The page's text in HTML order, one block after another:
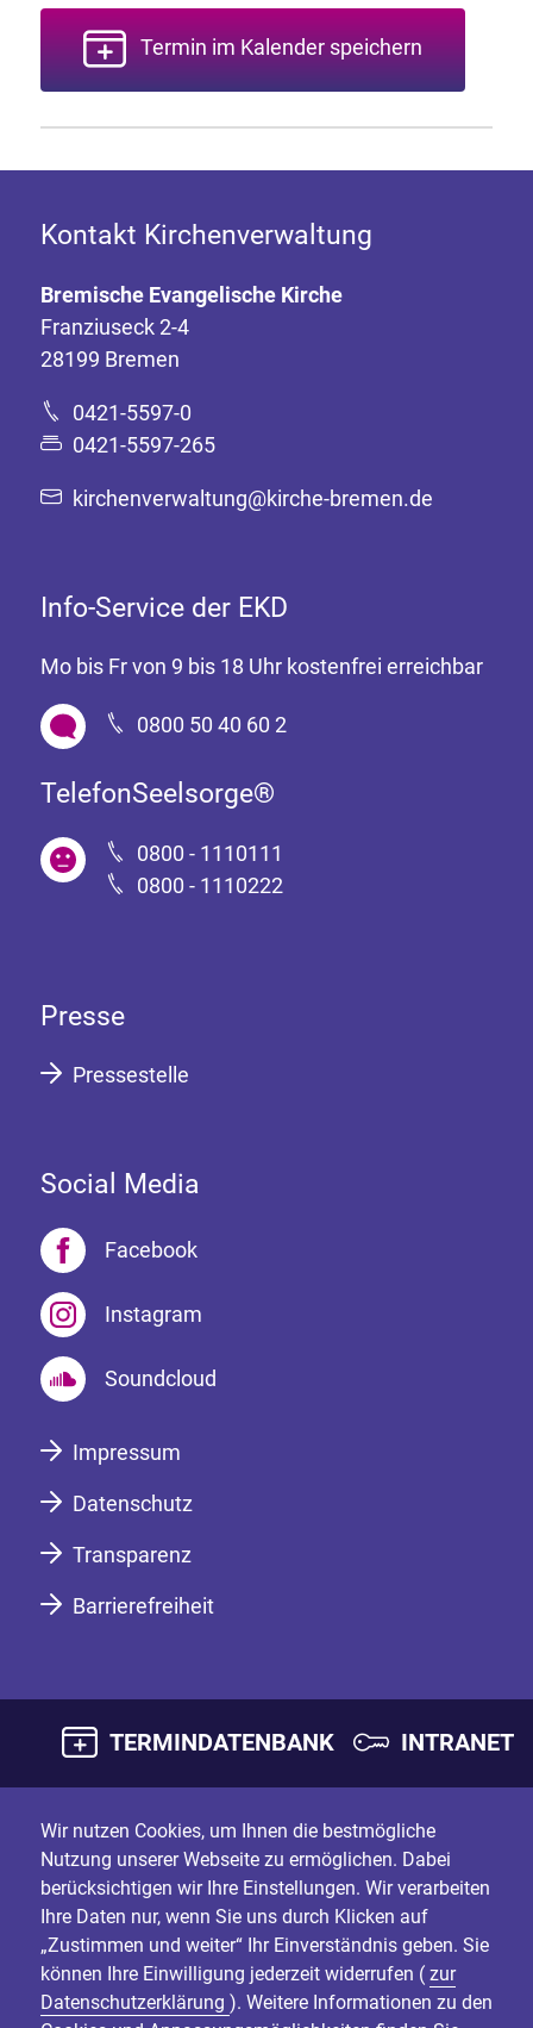
Termin im Kalender speichern
Kontakt Kirchenverwaltung
Bremische Evangelische Kirche
Franziuseck 2-4
28199 Bremen
0421-5597-0
0421-5597-265
kirchenverwaltung@kirche-bremen.de
Info-Service der EKD
Mo bis Fr von 9 bis 18 Uhr kostenfrei erreichbar
0800 50 40 60 2
TelefonSeelsorge®
0800 - 1110111
0800 - 1110222
Presse
Pressestelle
Social Media
Facebook
Instagram
Soundcloud
Impressum
Datenschutz
Transparenz
Barrierefreiheit
TERMINDATENBANK INTRANET
Wir nutzen Cookies, um Ihnen die bestmögliche
Nutzung unserer Webseite zu ermöglichen. Dabei
berücksichtigen wir Ihre Einstellungen. Wir verarbeiten
Ihre Daten nur, wenn Sie uns durch Klicken auf
„Zustimmen und weiter“ Ihr Einverständnis geben. Sie
können Ihre Einwilligung jederzeit widerrufen ( zur
Datenschutzerklärung ). Weitere Informationen zu den